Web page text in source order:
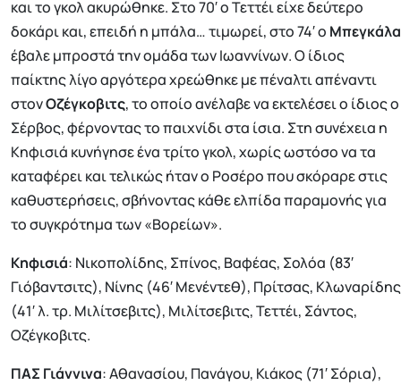
και το γκολ ακυρώθηκε. Στο 70′ ο Τεττέι είχε δεύτερο
δοκάρι και, επειδή η μπάλα… τιμωρεί, στο 74′ ο Μπεγκάλα
έβαλε μπροστά την ομάδα των Ιωαννίνων. Ο ίδιος
παίκτης λίγο αργότερα χρεώθηκε με πέναλτι απέναντι
στονΟζέγκοβιτς, το οποίο ανέλαβε να εκτελέσει ο ίδιος ο
Σέρβος, φέρνοντας το παιχνίδι στα ίσια. Στη συνέχεια η
Κηφισιά κυνήγησε ένα τρίτο γκολ, χωρίς ωστόσο να τα
καταφέρει και τελικώς ήταν ο Ροσέρο που σκόραρε στις
καθυστερήσεις, σβήνοντας κάθε ελπίδα παραμονής για
το συγκρότημα των «Βορείων».
Κηφισιά: Νικοπολίδης, Σπίνος, Βαφέας, Σολόα (83′
Γιόβαντσιτς), Νίνης (46′ Μενέντεθ), Πρίτσας, Κλωναρίδης
(41′ λ. τρ. Μιλίτσεβιτς), Μιλίτσεβιτς, Τεττέι, Σάντος,
Οζέγκοβιτς.
ΠΑΣ Γιάννινα: Αθανασίου, Πανάγου, Κιάκος (71′ Σόρια),